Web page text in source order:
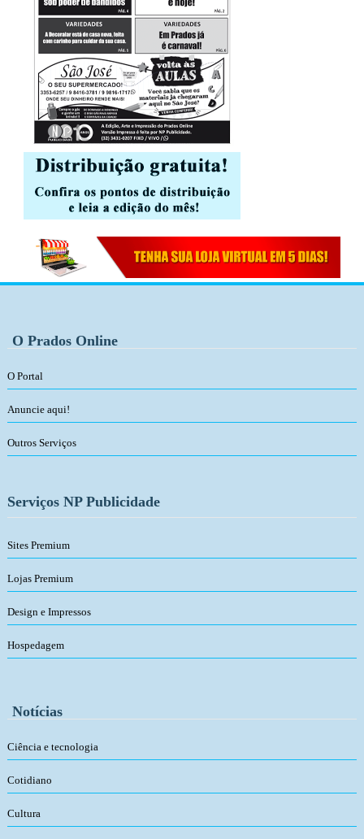
O Prados Online
O Portal
Anuncie aqui!
Outros Serviços
Serviços NP Publicidade
Sites Premium
Lojas Premium
Design e Impressos
Hospedagem
Notícias
Ciência e tecnologia
Cotidiano
Cultura